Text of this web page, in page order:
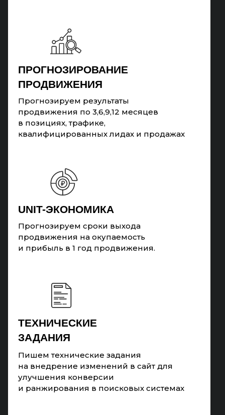
Пишем технические задания
на внедрение изменений в сайт для
улучшения конверсии
и ранжирования в поисковых системах
ТЕХНИЧЕСКИЕ
ЗАДАНИЯ
Прогнозируем результаты
продвижения по 3,6,9,12 месяцев
в позициях, трафике,
квалифицированных лидах и продажах
ПРОГНОЗИРОВАНИЕ
ПРОДВИЖЕНИЯ
Прогнозируем сроки выхода
продвижения на окупаемость
и прибыль в 1 год продвижения.
UNIT-ЭКОНОМИКА